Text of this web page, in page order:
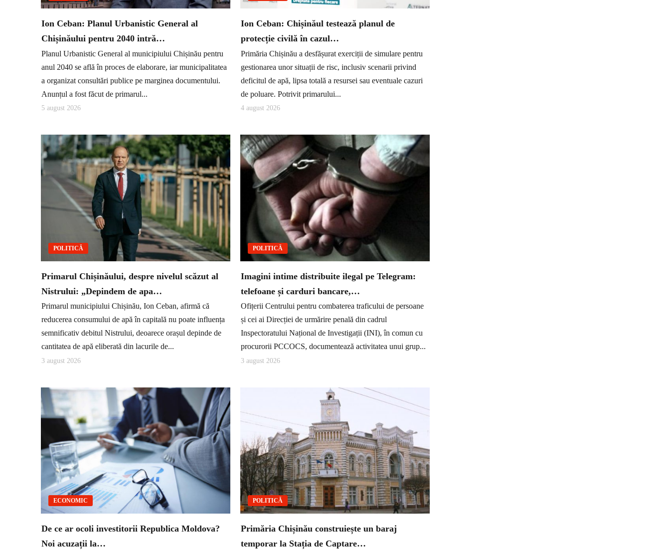
Ion Ceban: Planul Urbanistic General al
Chișinăului pentru 2040 intră…
Planul Urbanistic General al municipiului Chișinău pentru
anul 2040 se află în proces de elaborare, iar municipalitatea
a organizat consultări publice pe marginea documentului.
Anunțul a fost făcut de primarul...
5 august 2026
Ion Ceban: Chișinăul testează planul de
protecție civilă în cazul…
Primăria Chișinău a desfășurat exerciții de simulare pentru
gestionarea unor situații de risc, inclusiv scenarii privind
deficitul de apă, lipsa totală a resursei sau eventuale cazuri
de poluare. Potrivit primarului...
4 august 2026
POLITICĂ
Primarul Chișinăului, despre nivelul scăzut al
Nistrului: „Depindem de apa…
Primarul municipiului Chișinău, Ion Ceban, afirmă că
reducerea consumului de apă în capitală nu poate influența
semnificativ debitul Nistrului, deoarece orașul depinde de
cantitatea de apă eliberată din lacurile de...
3 august 2026
POLITICĂ
Imagini intime distribuite ilegal pe Telegram:
telefoane și carduri bancare,…
Ofițerii Centrului pentru combaterea traficului de persoane
și cei ai Direcției de urmărire penală din cadrul
Inspectoratului Național de Investigații (INI), în comun cu
procurorii PCCOCS, documentează activitatea unui grup...
3 august 2026
ECONOMIC
De ce ar ocoli investitorii Republica Moldova?
Noi acuzații la…
POLITICĂ
Primăria Chișinău construiește un baraj
temporar la Stația de Captare…